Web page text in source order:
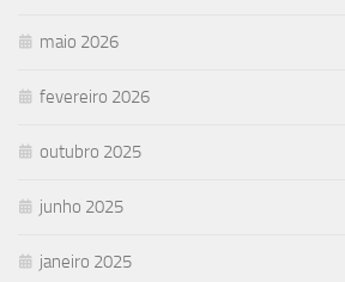
maio 2026
fevereiro 2026
outubro 2025
junho 2025
janeiro 2025